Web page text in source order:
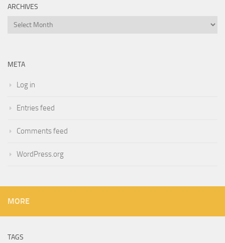
ARCHIVES
Archives
META
Log in
Entries feed
Comments feed
WordPress.org
MORE
TAGS